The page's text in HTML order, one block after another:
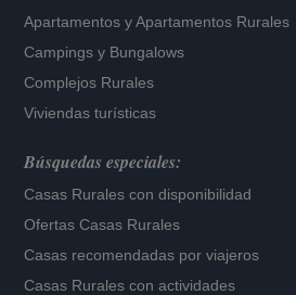
Apartamentos yApartamentos Rurales
Campings y Bungalows
Complejos Rurales
Viviendas turísticas
Búsquedas especiales:
Casas Rurales con disponibilidad
Ofertas Casas Rurales
Casas recomendadas por viajeros
Casas Rurales con actividades